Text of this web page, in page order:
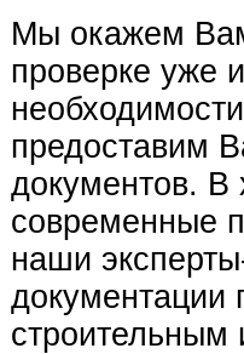
Мы окажем
проверке уже
предоставим
документов. В
современные
наши
строительным